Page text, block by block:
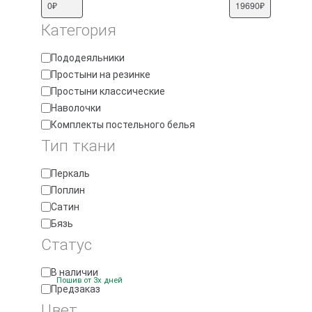
Категория
Категория
Пододеяльники
Простыни на резинке
Простыни классические
Наволочки
Комплекты постельного белья
Тип ткани
Тип
ткани
Перкаль
Поплин
Cатин
Бязь
Статус
Доступность
В наличии
Предзаказ
Пошив от 3х дней